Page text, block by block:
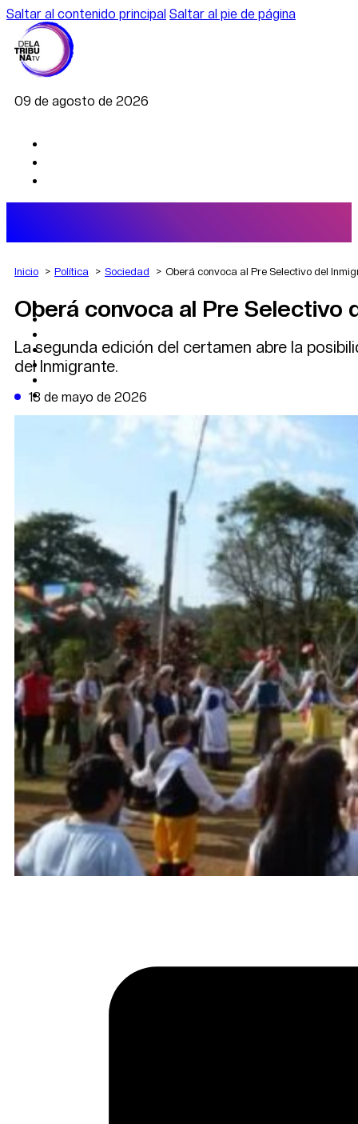
Saltar al contenido principal Saltar al pie de página
09 de agosto de 2026
AGRO
DEPORTES
POLÍTICA
CAMBIO CLIMÁTICO
DATA FIRME
DE LA TRIBUNA TV
Inicio Política Sociedad Oberá convoca al Pre Selectivo del
Oberá convoca al Pre Selectivo
La segunda edición del certamen abre la
del Inmigrante.
13 de mayo de 2026